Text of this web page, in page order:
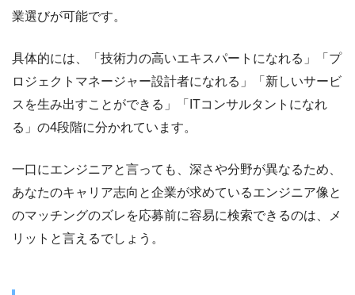
業選びが可能です。
具体的には、「技術力の高いエキスパートになれる」「プ
ロジェクトマネージャー設計者になれる」「新しいサービ
スを生み出すことができる」「ITコンサルタントになれ
る」の4段階に分かれています。
一口にエンジニアと言っても、深さや分野が異なるため、
あなたのキャリア志向と企業が求めているエンジニア像と
のマッチングのズレを応募前に容易に検索できるのは、メ
リットと言えるでしょう。